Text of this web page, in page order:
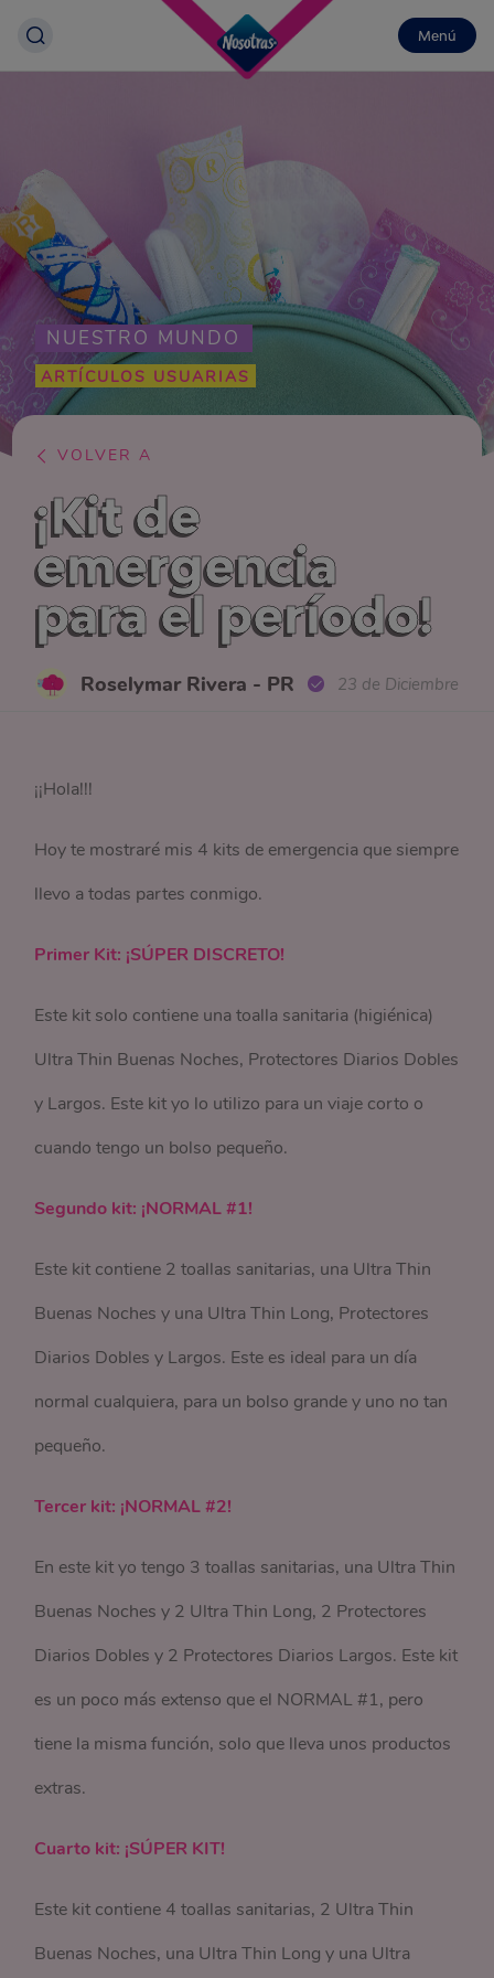
Menú
NUESTRO MUNDO
ARTÍCULOS USUARIAS
VOLVER A
¡Kit de
emergencia
para el período!
Roselymar Rivera - PR 23 de Diciembre
¡¡Hola!!!
Hoy te mostraré mis 4 kits de emergencia que siempre
llevo a todas partes conmigo.
Primer Kit: ¡SÚPER DISCRETO!
Este kit solo contiene una toalla sanitaria (higiénica)
Ultra Thin Buenas Noches, Protectores Diarios Dobles
y Largos. Este kit yo lo utilizo para un viaje corto o
cuando tengo un bolso pequeño.
Segundo kit: ¡NORMAL #1!
Este kit contiene 2 toallas sanitarias, una Ultra Thin
Buenas Noches y una Ultra Thin Long, Protectores
Diarios Dobles y Largos. Este es ideal para un día
normal cualquiera, para un bolso grande y uno no tan
pequeño.
Tercer kit: ¡NORMAL #2!
En este kit yo tengo 3 toallas sanitarias, una Ultra Thin
Buenas Noches y 2 Ultra Thin Long, 2 Protectores
Diarios Dobles y 2 Protectores Diarios Largos. Este kit
es un poco más extenso que el NORMAL #1, pero
tiene la misma función, solo que lleva unos productos
extras.
Cuarto kit: ¡SÚPER KIT!
Este kit contiene 4 toallas sanitarias, 2 Ultra Thin
Buenas Noches, una Ultra Thin Long y una Ultra